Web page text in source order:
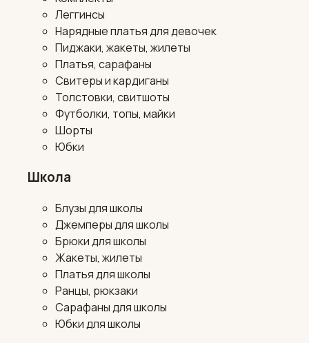
Леггинсы
Нарядные платья для девочек
Пиджаки, жакеты, жилеты
Платья, сарафаны
Свитеры и кардиганы
Толстовки, свитшоты
Футболки, топы, майки
Шорты
Юбки
Школа
Блузы для школы
Джемперы для школы
Брюки для школы
Жакеты, жилеты
Платья для школы
Ранцы, рюкзаки
Сарафаны для школы
Юбки для школы